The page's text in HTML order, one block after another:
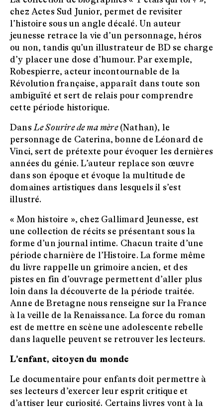
chez Actes Sud Junior, permet de revisiter
l’histoire sous un angle décalé. Un auteur
jeunesse retrace la vie d’un personnage, héros
ou non, tandis qu’un illustrateur de BD se charge
d’y placer une dose d’humour. Par exemple,
Robespierre, acteur incontournable de la
Révolution française, apparaît dans toute son
ambiguïté et sert de relais pour comprendre
cette période historique.
DansLe Sourire de ma mère(Nathan), le
personnage de Caterina, bonne de Léonard de
Vinci, sert de prétexte pour évoquer les dernières
années du génie. L’auteur replace son œuvre
dans son époque et évoque la multitude de
domaines artistiques dans lesquels il s’est
illustré.
« Mon histoire », chez Gallimard Jeunesse, est
une collection de récits se présentant sous la
forme d’un journal intime. Chacun traite d’une
période charnière de l’Histoire. La forme même
du livre rappelle un grimoire ancien, et des
pistes en fin d’ouvrage permettent d’aller plus
loin dans la découverte de la période traitée.
Anne de Bretagne nous renseigne sur la France
à la veille de la Renaissance. La force du roman
est de mettre en scène une adolescente rebelle
dans laquelle peuvent se retrouver les lecteurs.
L’enfant, citoyen du monde
Le documentaire pour enfants doit permettre à
ses lecteurs d’exercer leur esprit critique et
d’attiser leur curiosité. Certains livres vont à la